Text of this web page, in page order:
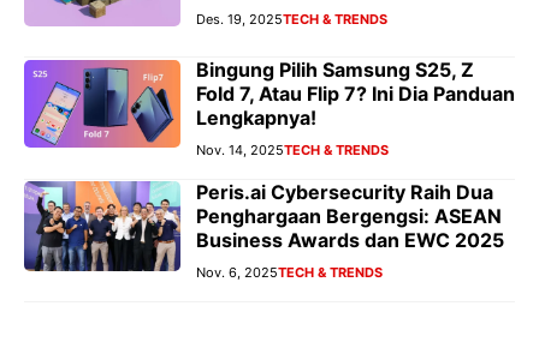
Des. 19, 2025TECH & TRENDS
Bingung Pilih Samsung S25, Z
Fold 7, Atau Flip 7? Ini Dia Panduan
Lengkapnya!
Nov. 14, 2025TECH & TRENDS
Peris.ai Cybersecurity Raih Dua
Penghargaan Bergengsi: ASEAN
Business Awards dan EWC 2025
Nov. 6, 2025TECH & TRENDS